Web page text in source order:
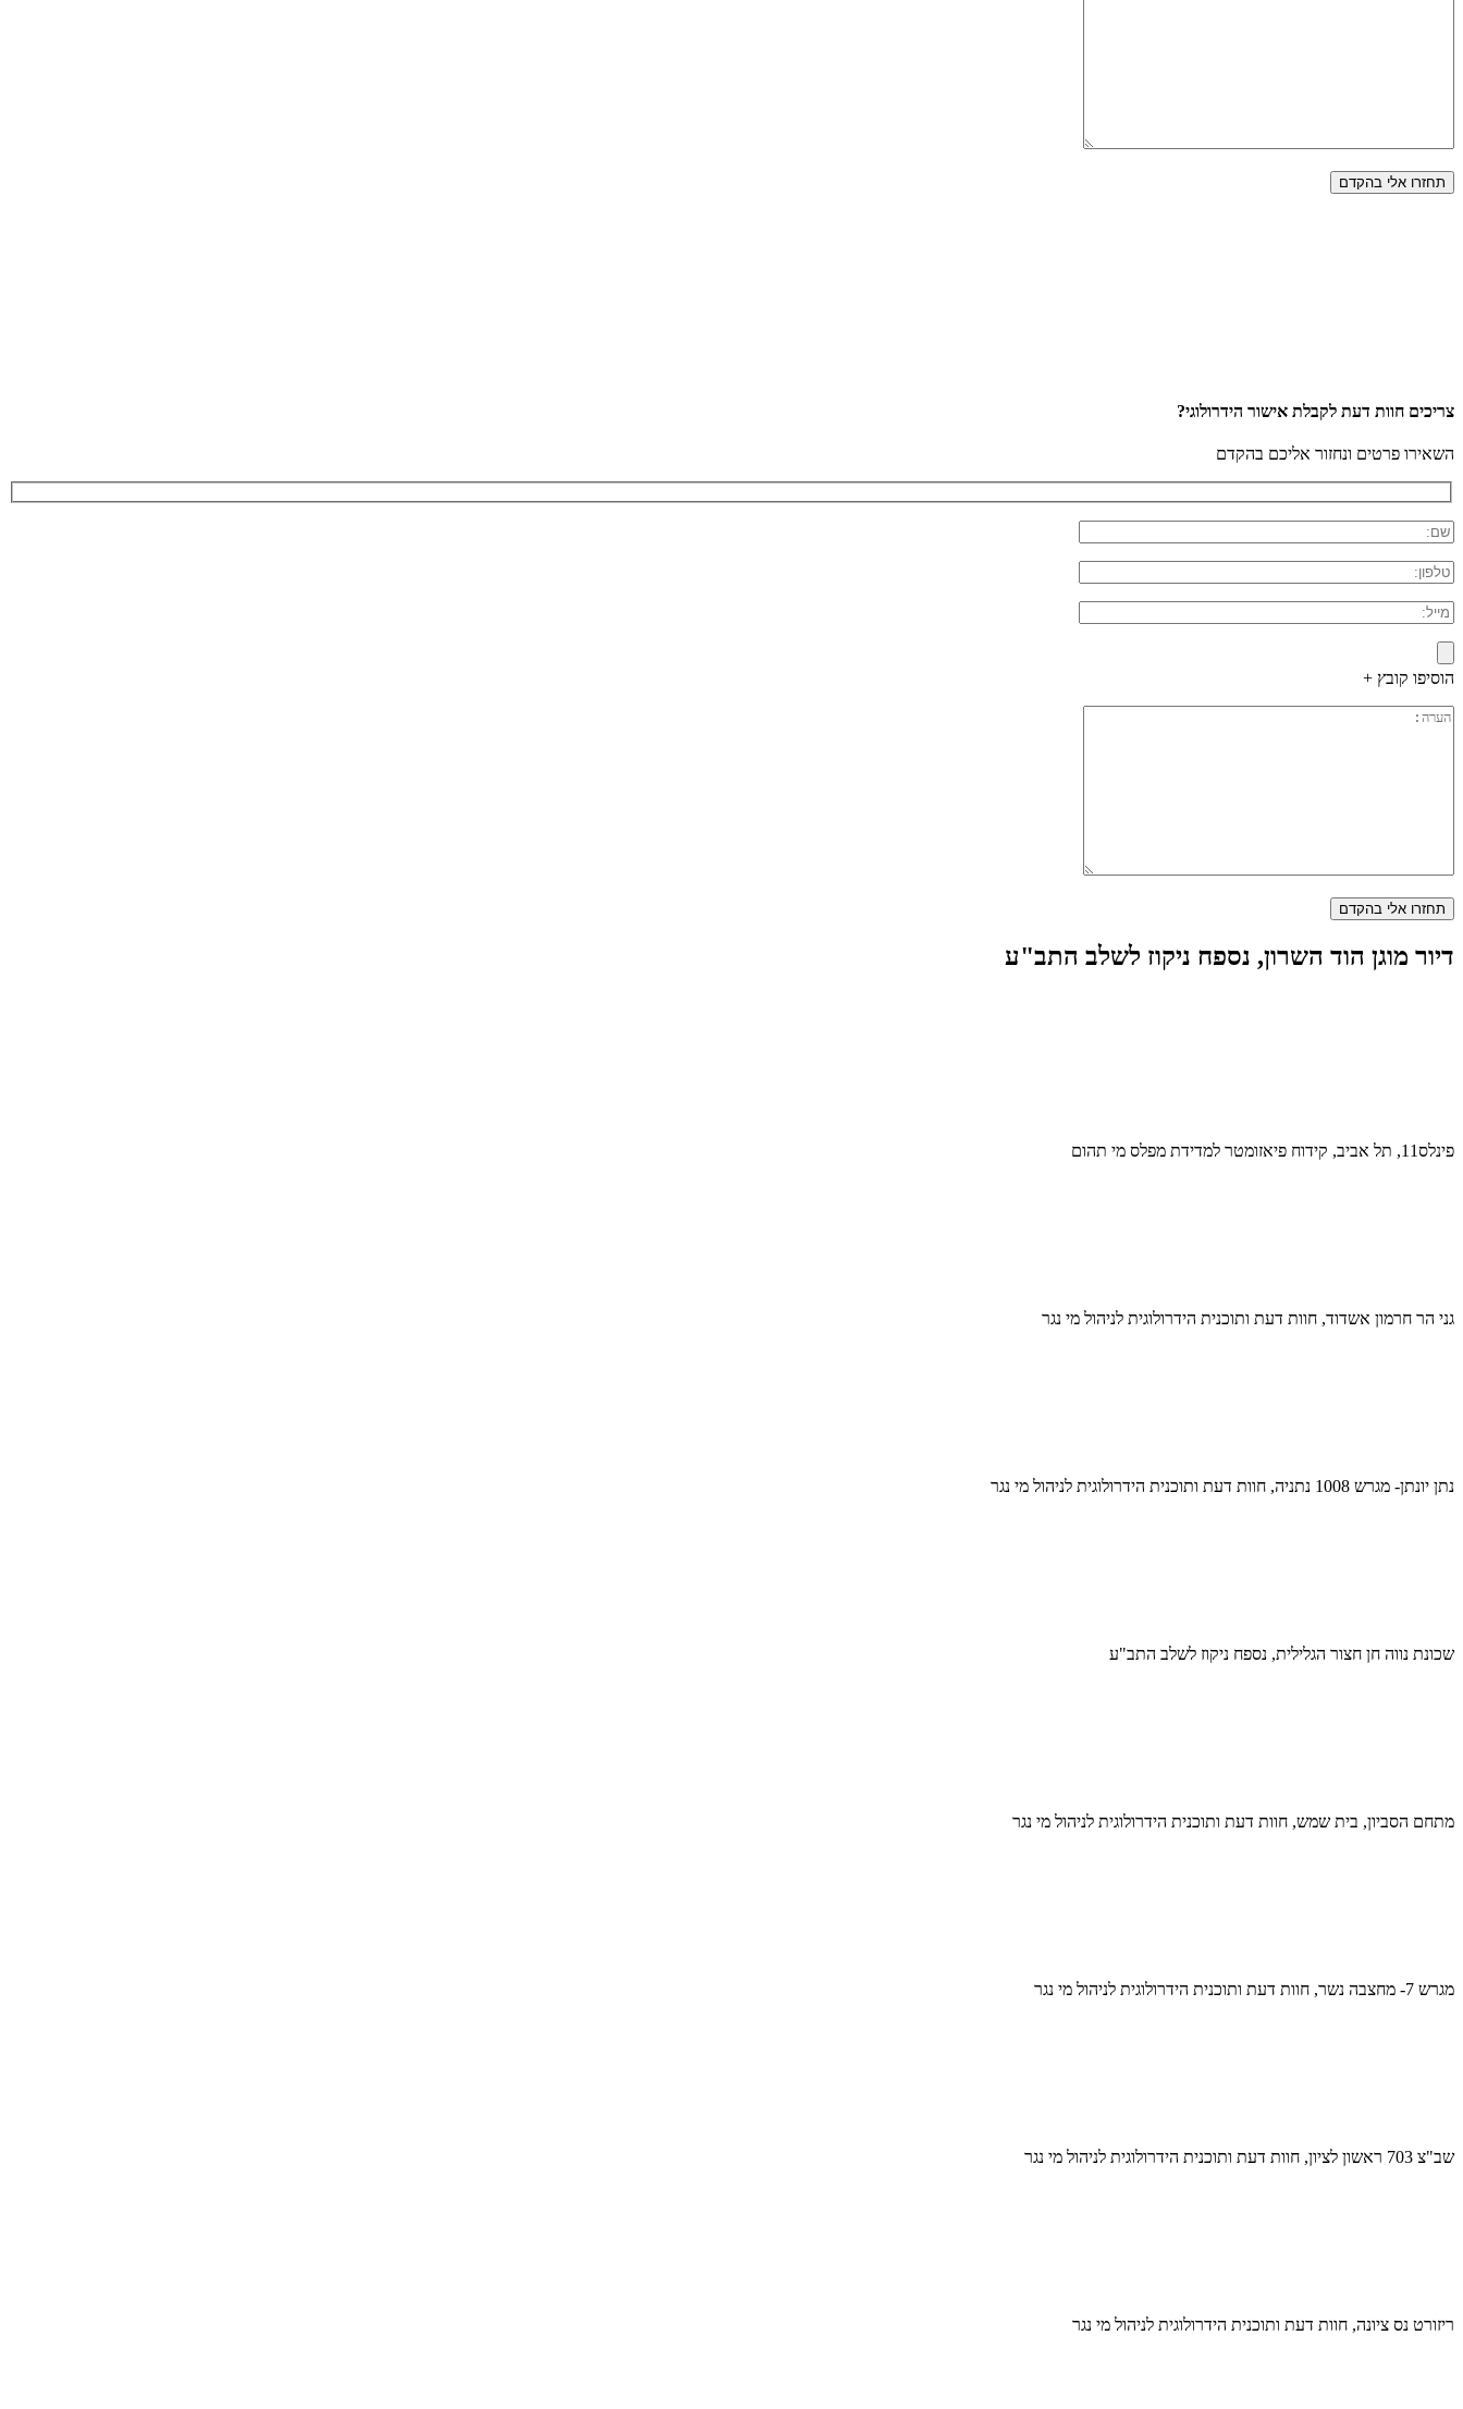
צריכים חוות דעת לקבלת אישור הידרולוגי?
השאירו פרטים ונחזור אליכם בהקדם
הוסיפו קובץ +
דיור מוגן הוד השרון, נספח ניקוז לשלב התב"ע
פינלס11, תל אביב, קידוח פיאזומטר למדידת מפלס מי תהום
גני הר חרמון אשדוד, חוות דעת ותוכנית הידרולוגית לניהול מי נגר
נתן יונתן- מגרש 1008 נתניה, חוות דעת ותוכנית הידרולוגית לניהול מי נגר
שכונת נווה חן חצור הגלילית, נספח ניקוז לשלב התב"ע
מתחם הסביון, בית שמש, חוות דעת ותוכנית הידרולוגית לניהול מי נגר
מגרש 7- מחצבה נשר, חוות דעת ותוכנית הידרולוגית לניהול מי נגר
שב"צ 703 ראשון לציון, חוות דעת ותוכנית הידרולוגית לניהול מי נגר
ריזורט נס ציונה, חוות דעת ותוכנית הידרולוגית לניהול מי נגר